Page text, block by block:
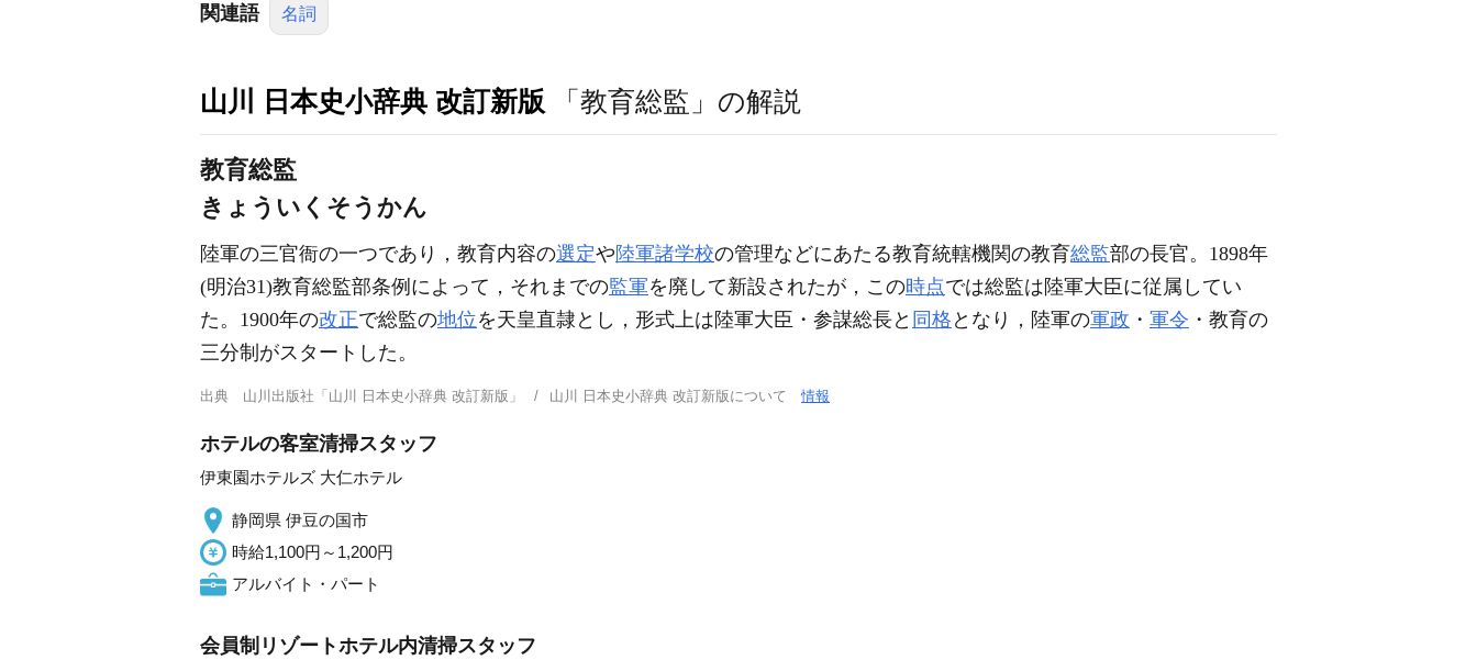
関連語 名詞
山川 日本史小辞典 改訂新版 「教育総監」の解説
教育総監
きょういくそうかん
陸軍の三官衙の一つであり，教育内容の選定や陸軍諸学校の管理などにあたる教育統轄機関の教育総監部の長官。1898年
(明治31)教育総監部条例によって，それまでの監軍を廃して新設されたが，この時点では総監は陸軍大臣に従属してい
た。1900年の改正で総監の地位を天皇直隷とし，形式上は陸軍大臣・参謀総長と 同格 となり，陸軍の軍政 ・ 軍令 ・教育の
三分制がスタートした。
出典 山川出版社「山川 日本史小辞典 改訂新版」 山川 日本史小辞典 改訂新版について情報
ホテルの客室清掃スタッフ
伊東園ホテルズ 大仁ホテル
静岡県 伊豆の国市
時給1,100円～1,200円
アルバイト・パート
会員制リゾートホテル内清掃スタッフ